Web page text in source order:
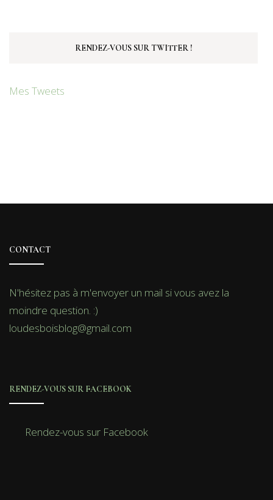
RENDEZ-VOUS SUR TWITTER !
Mes Tweets
CONTACT
N'hésitez pas à m'envoyer un mail si vous avez la
moindre question. :)
loudesboisblog@gmail.com
RENDEZ-VOUS SUR FACEBOOK
Rendez-vous sur Facebook